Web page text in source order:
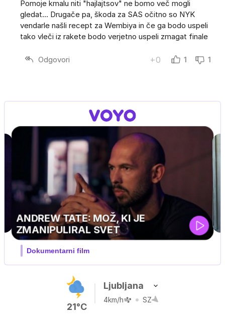
Pomoje kmalu niti "hajlajtsov" ne bomo več mogli
gledat... Drugače pa, škoda za SAS očitno so NYK
vendarle našli recept za Wembiya in če ga bodo uspeli
tako vleči iz rakete bodo verjetno uspeli zmagat finale
Odgovori +0 1 1
MOJ PRIJATELJ PINGVIN
Film meseca / družinski, pustolovski
21°C
Ljubljana
4km/h SZ